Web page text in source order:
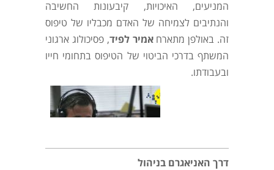
המניעים, האיכויות, קיבעונות החשיבה
והנתיבים לצמיחה של האדם מכבליו של טיפוס
זה. באולפן מתארחאמיר לפיד, פסיכולוג ארגוני
המשתף בדרכי הביטוי של הטיפוס בתחומי חייו
ובעבודתו.
דרך האניאגרם בניהול